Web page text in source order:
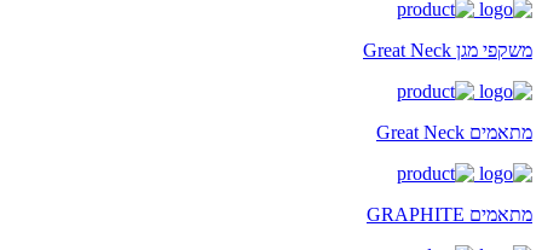
משקפי מגן Great Neck
מתאמים Great Neck
מתאמים GRAPHITE